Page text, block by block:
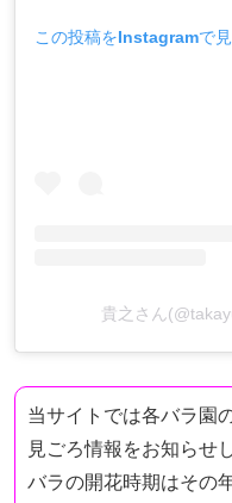
この投稿をInstagramで
貴之さん
当サイトでは各バラ園
見ごろ情報をお知らせ
バラの開花時期はその